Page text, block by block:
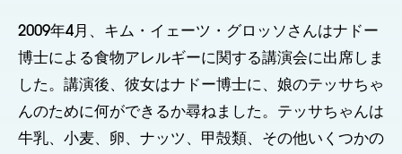
2009年4月、キム・イェーツ・グロッソさんはナドー
博士による食物アレルギーに関する講演会に出席しま
した。講演後、彼女はナドー博士に、娘のテッサちゃ
んのために何ができるか尋ねました。テッサちゃんは
牛乳、小麦、卵、ナッツ、甲殻類、その他いくつかの